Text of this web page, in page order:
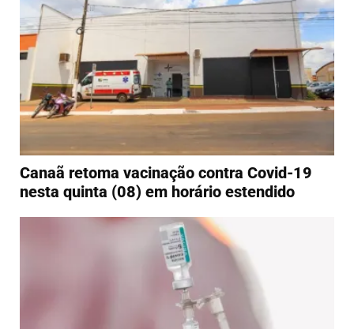
Canaã retoma vacinação contra Covid-19
nesta quinta (08) em horário estendido